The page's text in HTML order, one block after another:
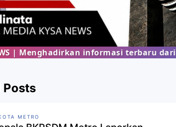
informasi terbaru dari
Posts
METRO